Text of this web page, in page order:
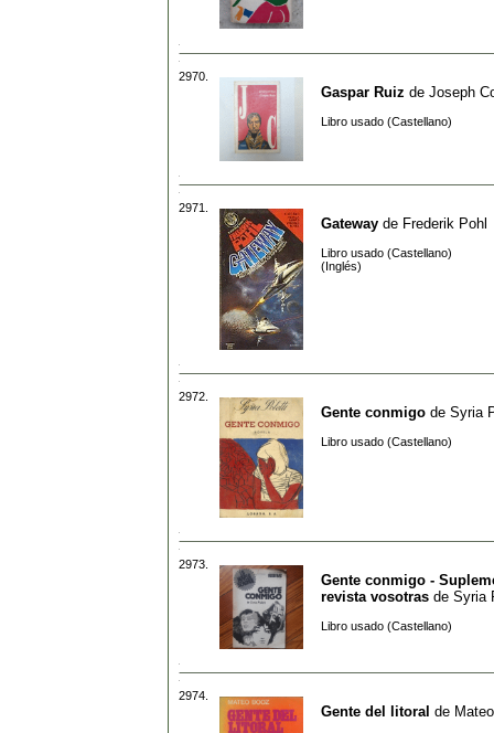
2970.
Gaspar Ruiz de Joseph
Libro usado (Castellano)
2971.
Gateway de Frederik Pohl
Libro usado (Castellano)
(Inglés)
2972.
Gente conmigo de Syria
Libro usado (Castellano)
2973.
Gente conmigo -
revista vosotras de Syria
Libro usado (Castellano)
2974.
Gente del litoral de